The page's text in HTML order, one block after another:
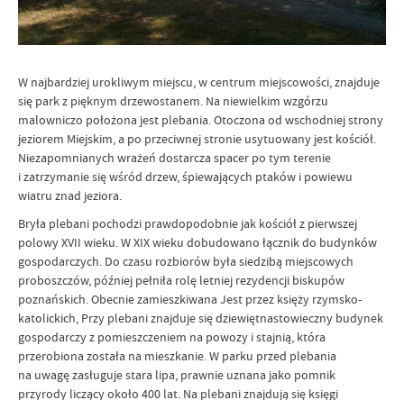
W najbardziej urokliwym miejscu, w centrum miejscowości, znajduje
się park z pięknym drzewostanem. Na niewielkim wzgórzu
malowniczo położona jest plebania. Otoczona od wschodniej strony
jeziorem Miejskim, a po przeciwnej stronie usytuowany jest kościół.
Niezapomnianych wrażeń dostarcza spacer po tym terenie
i zatrzymanie się wśród drzew, śpiewających ptaków i powiewu
wiatru znad jeziora.
Bryła plebani pochodzi prawdopodobnie jak kościół z pierwszej
polowy XVII wieku. W XIX wieku dobudowano łącznik do budynków
gospodarczych. Do czasu rozbiorów była siedzibą miejscowych
proboszczów, później pełniła rolę letniej rezydencji biskupów
poznańskich. Obecnie zamieszkiwana Jest przez księży rzymsko-
katolickich, Przy plebani znajduje się dziewiętnastowieczny budynek
gospodarczy z pomieszczeniem na powozy i stajnią, która
przerobiona została na mieszkanie. W parku przed plebania
na uwagę zasługuje stara lipa, prawnie uznana jako pomnik
przyrody liczący około 400 lat. Na plebani znajdują się księgi